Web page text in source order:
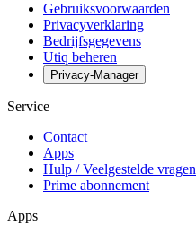
Gebruiksvoorwaarden
Privacyverklaring
Bedrijfsgegevens
Utiq beheren
Privacy-Manager
Service
Contact
Apps
Hulp / Veelgestelde vragen
Prime abonnement
Apps